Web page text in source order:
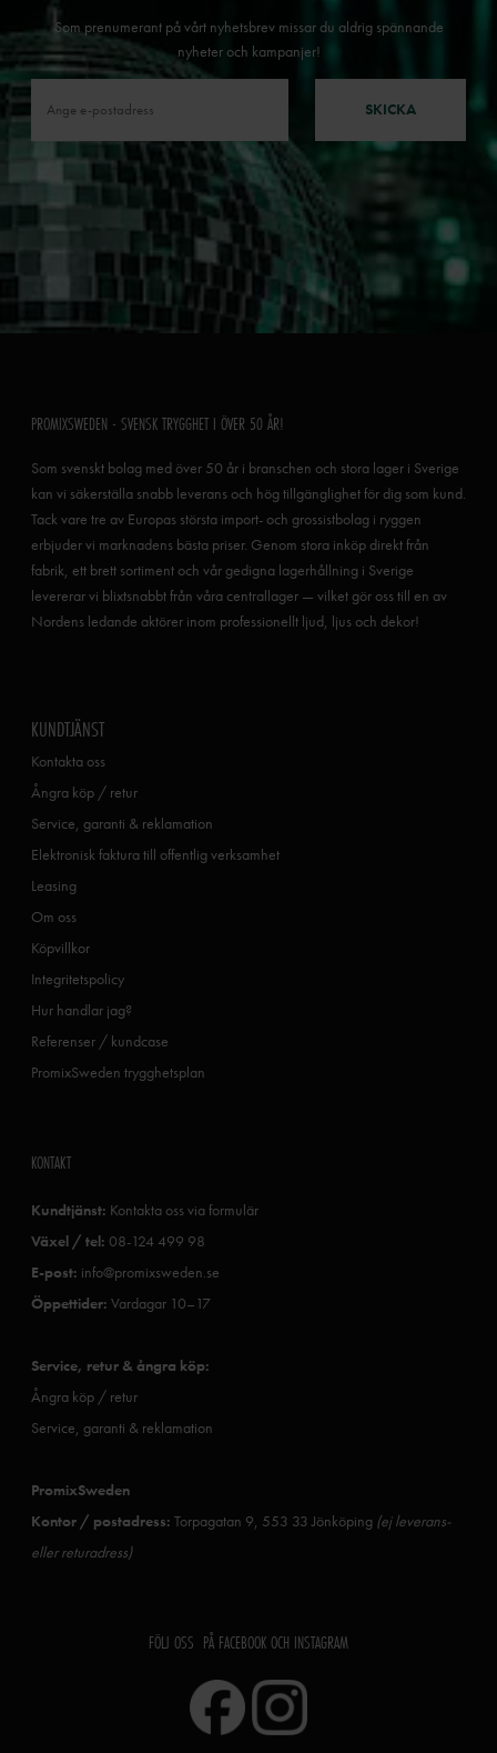
Som prenumerant på vårt nyhetsbrev missar du aldrig spännande
nyheter och kampanjer!
SKICKA
PROMIXSWEDEN - SVENSK TRYGGHET I ÖVER 50 ÅR!
Som svenskt bolag med över 50 år i branschen och stora lager i Sverige
kan vi säkerställa snabb leverans och hög tillgänglighet för dig som kund.
Tack vare tre av Europas största import- och grossistbolag i ryggen
erbjuder vi marknadens bästa priser. Genom stora inköp direkt från
fabrik, ett brett sortiment och vår gedigna lagerhållning i Sverige
levererar vi blixtsnabbt från våra centrallager — vilket gör oss till en av
Nordens ledande aktörer inom professionellt ljud, ljus och dekor!
KUNDTJÄNST
Kontakta oss
Ångra köp / retur
Service, garanti & reklamation
Elektronisk faktura till offentlig verksamhet
Leasing
Om oss
Köpvillkor
Integritetspolicy
Hur handlar jag?
Referenser / kundcase
PromixSweden trygghetsplan
KONTAKT
Kundtjänst: Kontakta oss via formulär
Växel / tel: 08-124 499 98
E-post: info@promixsweden.se
Öppettider: Vardagar 10–17
Service, retur & ångra köp:
Ångra köp / retur
Service, garanti & reklamation
PromixSweden
Kontor / postadress: Torpagatan 9, 553 33 Jönköping (ej leverans-
eller returadress)
FÖLJ OSS PÅ FACEBOOK OCH INSTAGRAM